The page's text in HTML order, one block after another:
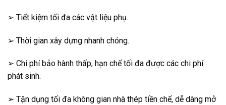
➢ Tiết kiệm tối đa các vật liệu phụ.
➢ Thời gian xây dựng nhanh chóng.
➢ Chi phí bảo hành thấp, hạn chế tối đa được các chi phí
phát sinh.
➢ Tận dụng tối đa không gian nhà thép tiền chế, dễ dàng mở